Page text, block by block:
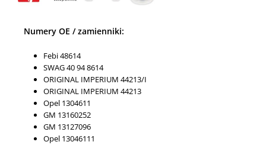
Numery OE / zamienniki:
Febi 48614
SWAG 40 94 8614
ORIGINAL IMPERIUM 44213/I
ORIGINAL IMPERIUM 44213
Opel 1304611
GM 13160252
GM 13127096
Opel 13046111